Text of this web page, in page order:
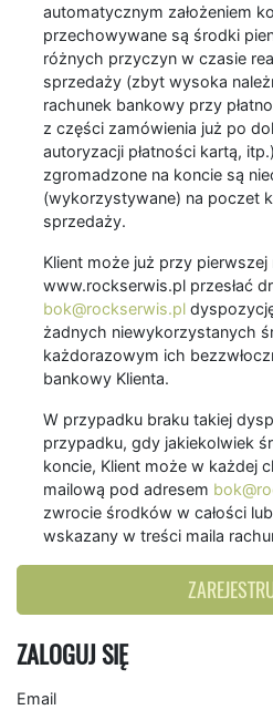
automatycznym założeniem
przechowywane są środki
różnych przyczyn w czasie
sprzedaży (zbyt wysoka
rachunek bankowy przy
z części zamówienia już po
autoryzacji płatności kartą,
zgromadzone na koncie są
(wykorzystywane) na poczet
sprzedaży.
Klient może już przy
www.rockserwis.pl przesłać
bok@rockserwis.pl
żadnych niewykorzystanych
każdorazowym ich
bankowy Klienta.
W przypadku braku takiej
przypadku, gdy jakiekolwiek
koncie, Klient może w każdej
mailową pod adresem
zwrocie środków w całości
wskazany w treści maila
ZALOGUJ SIĘ
Email